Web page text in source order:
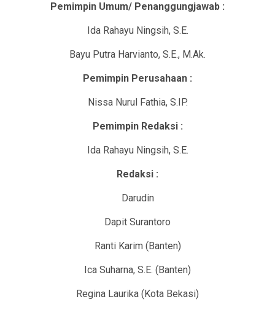
Pemimpin Umum/ Penanggungjawab :
Ida Rahayu Ningsih, S.E.
Bayu Putra Harvianto, S.E., M.Ak.
Pemimpin Perusahaan :
Nissa Nurul Fathia, S.IP.
Pemimpin Redaksi :
Ida Rahayu Ningsih, S.E.
Redaksi :
Darudin
Dapit Surantoro
Ranti Karim (Banten)
Ica Suharna, S.E. (Banten)
Regina Laurika (Kota Bekasi)